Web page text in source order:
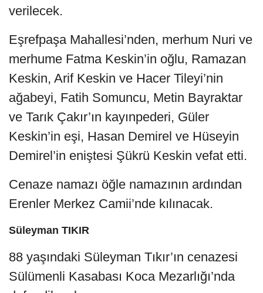
verilecek.
Eşrefpaşa Mahallesi’nden, merhum Nuri ve
merhume Fatma Keskin’in oğlu, Ramazan
Keskin, Arif Keskin ve Hacer Tileyi’nin
ağabeyi, Fatih Somuncu, Metin Bayraktar
ve Tarık Çakır’ın kayınpederi, Güler
Keskin’in eşi, Hasan Demirel ve Hüseyin
Demirel’in eniştesi Şükrü Keskin vefat etti.
Cenaze namazı öğle namazının ardından
Erenler Merkez Camii’nde kılınacak.
Süleyman TIKIR
88 yaşındaki Süleyman Tıkır’ın cenazesi
Sülümenli Kasabası Koca Mezarlığı’nda